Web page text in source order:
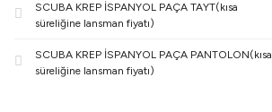
SCUBA KREP İSPANYOL PAÇA TAYT(kısa
süreliğine lansman fiyatı)
SCUBA KREP İSPANYOL PAÇA PANTOLON(kısa
süreliğine lansman fiyatı)